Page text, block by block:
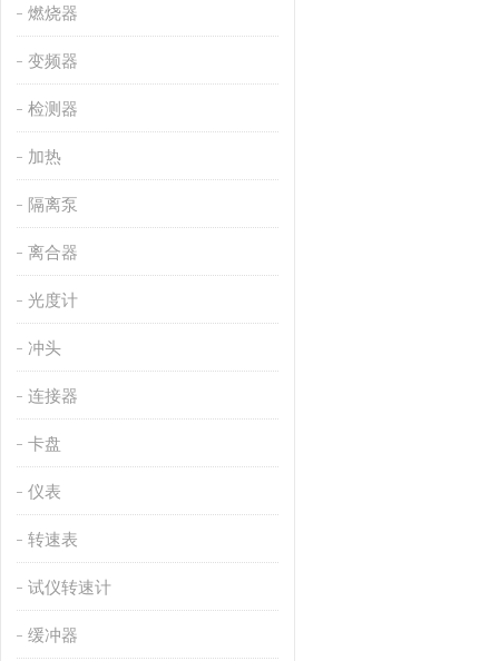
燃烧器
变频器
检测器
加热
隔离泵
离合器
光度计
冲头
连接器
卡盘
仪表
转速表
试仪转速计
缓冲器